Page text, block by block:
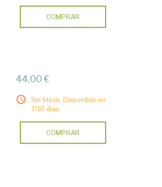
COMPRAR
44,00 €
Sin Stock. Disponible en
7/10 días.
COMPRAR